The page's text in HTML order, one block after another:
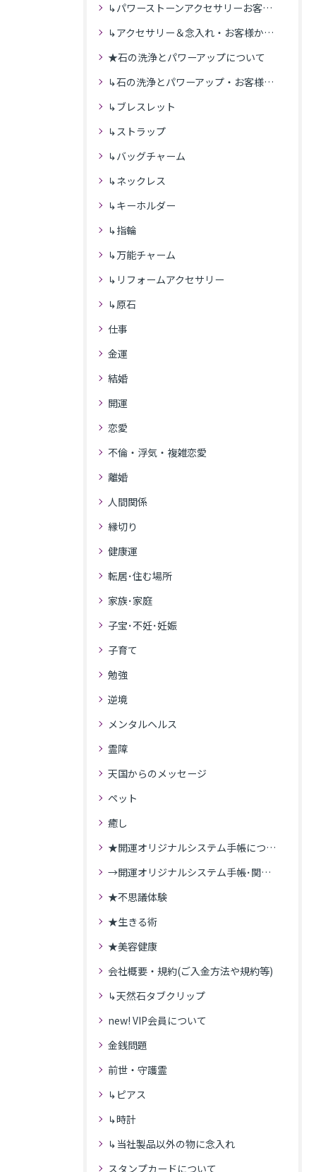
↳パワーストーンアクセサリーお客様の発送商品一覧
↳アクセサリー＆念入れ・お客様からの感想
★石の洗浄とパワーアップについて
↳石の洗浄とパワーアップ・お客様の感想
↳ブレスレット
↳ストラップ
↳バッグチャーム
↳ネックレス
↳キーホルダー
↳指輪
↳万能チャーム
↳リフォームアクセサリー
↳原石
仕事
金運
結婚
開運
恋愛
不倫・浮気・複雑恋愛
離婚
人間関係
縁切り
健康運
転居･住む場所
家族･家庭
子宝･不妊･妊娠
子育て
勉強
逆境
メンタルヘルス
霊障
天国からのメッセージ
ペット
癒し
★開運オリジナルシステム手帳について
→開運オリジナルシステム手帳･関連記事
★不思議体験
★生きる術
★美容健康
会社概要・規約(ご入金方法や規約等)
↳天然石タブクリップ
new! VIP会員について
金銭問題
前世・守護霊
↳ピアス
↳時計
↳当社製品以外の物に念入れ
スタンプカードについて